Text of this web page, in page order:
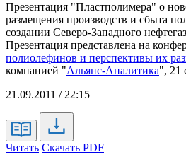
Презентация "Пластполимера" о
размещения производств и сбыта
создании Северо-Западного
Презентация представлена на
полиолефинов и перспективы их
компанией "Альянс-Аналитика", 21
21.09.2011 / 22:15
Читать Скачать PDF